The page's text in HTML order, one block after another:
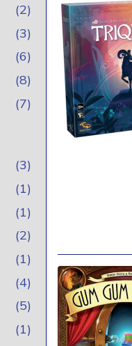
(2)
(3)
(6)
(8)
(7)
(3)
(1)
(1)
(2)
(1)
(4)
(5)
(1)